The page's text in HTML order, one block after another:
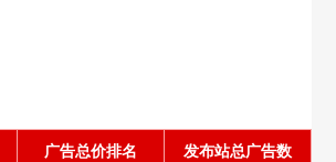
广告总价排名 发布站总广告数